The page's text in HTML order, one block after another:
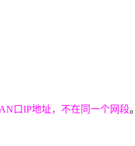
口IP地址，不在同一个网段。